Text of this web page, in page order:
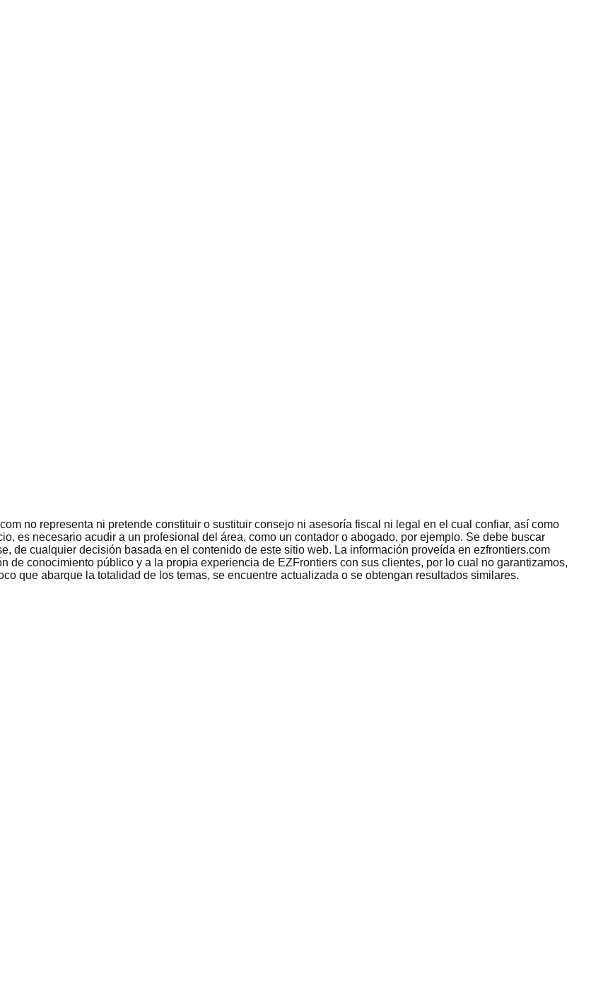
no representa ni pretende constituir o sustituir consejo ni asesoría fiscal ni legal en el cual confiar, así como
es necesario acudir a un profesional del área, como un contador o abogado, por ejemplo. Se debe buscar
de cualquier decisión basada en el contenido de este sitio web. La información proveída en ezfrontiers.com
de conocimiento público y a la propia experiencia de EZFrontiers con sus clientes, por lo cual no garantizamos,
que abarque la totalidad de los temas, se encuentre actualizada o se obtengan resultados similares.